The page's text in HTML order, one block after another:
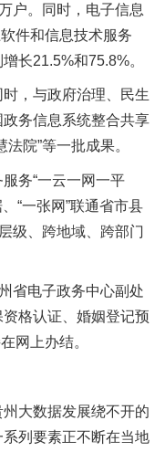
户。同时，电子信息
件和信息技术服务
长21.5%和75.8%。
，与政府治理、民生
务信息系统整合共享
院”等一批成果。
务“一云一网一平
“一张网”联通省市县
级、跨地域、跨部门
省电子政务中心副处
格认证、婚姻登记预
网上办结。
大数据发展绕不开的
列要素正不断在当地